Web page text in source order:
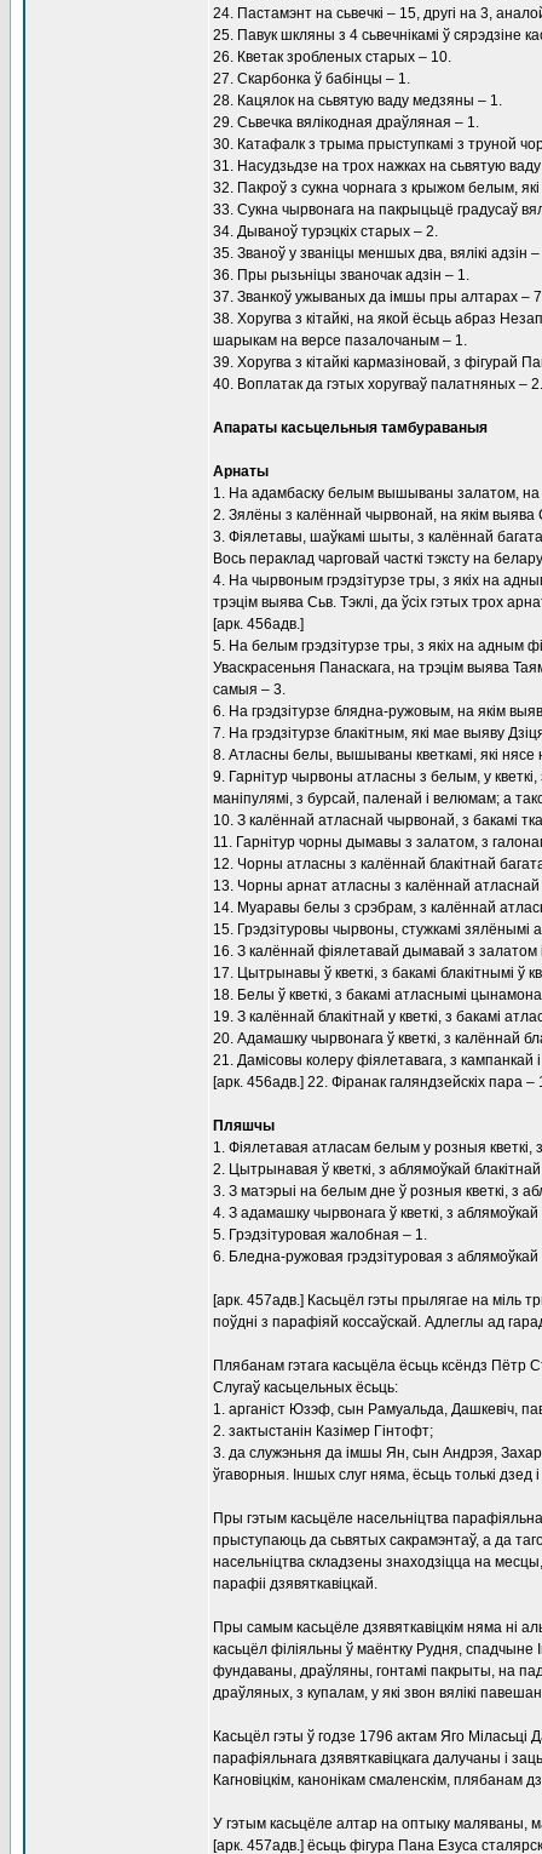
24. Пастамэнт на сьвечкі – 15, другі на 3,
25. Павук шкляны з 4 сьвечнікамі ў сярэдзіне
26. Кветак зробленых старых – 10.
27. Скарбонка ў бабінцы – 1.
28. Кацялок на сьвятую ваду медзяны – 1.
29. Сьвечка вялікодная драўляная – 1.
30. Катафалк з трыма прыступкамі з труной
31. Насудзьдзе на трох нажках на сьвятую
32. Пакроў з сукна чорнага з крыжом белым,
33. Сукна чырвонага на пакрыцьцё градусаў
34. Дываноў турэцкіх старых – 2.
35. Званоў у званіцы меншых два, вялікі адзін
36. Пры рызьніцы званочак адзін – 1.
37. Званкоў ужываных да імшы пры алтарах –
38. Хоругва з кітайкі, на якой ёсьць абраз
шарыкам на версе пазалочаным – 1.
39. Хоругва з кітайкі кармазіновай, з
40. Воплатак да гэтых хоругваў палатняных – 2.
Апараты касьцельныя тамбураваныя
Арнаты
1. На адамбаску белым вышываны залатом, на
2. Зялёны з калённай чырвонай, на якім выява
3. Фіялетавы, шаўкамі шыты, з калённай
Вось пераклад чарговай часткі тэксту на
4. На чырвоным грэдзітурзе тры, з якіх на
трэцім выява Сьв. Тэклі, да ўсіх гэтых трох
[арк. 456адв.]
5. На белым грэдзітурзе тры, з якіх на адным
Уваскрасеньня Панаскага, на трэцім выява
самыя – 3.
6. На грэдзітурзе блядна-ружовым, на якім
7. На грэдзітурзе блакітным, які мае выяву
8. Атласны белы, вышываны кветкамі, які нясе
9. Гарнітур чырвоны атласны з белым, у
маніпулямі, з бурсай, паленай і велюмам; а
10. З калённай атласнай чырвонай, з бакамі
11. Гарнітур чорны дымавы з залатом, з
12. Чорны атласны з калённай блакітнай
13. Чорны арнат атласны з калённай атласнай
14. Муаравы белы з срэбрам, з калённай
15. Грэдзітуровы чырвоны, стужкамі зялёнымі
16. З калённай фіялетавай дымавай з залатом і
17. Цытрынавы ў кветкі, з бакамі блакітнымі ў
18. Белы ў кветкі, з бакамі атласнымі
19. З калённай блакітнай у кветкі, з бакамі
20. Адамашку чырвонага ў кветкі, з калённай
21. Дамісовы колеру фіялетавага, з кампанкай і
[арк. 456адв.] 22. Фіранак галяндзейскіх пара
Пляшчы
1. Фіялетавая атласам белым у розныя кветкі,
2. Цытрынавая ў кветкі, з аблямоўкай
3. З матэрыі на белым дне ў розныя кветкі, з
4. З адамашку чырвонага ў кветкі, з аблямоўкай
5. Грэдзітуровая жалобная – 1.
6. Бледна-ружовая грэдзітуровая з
[арк. 457адв.] Касьцёл гэты прылягае на міль
поўдні з парафіяй коссаўскай. Адлеглы ад
Плябанам гэтага касьцёла ёсьць ксёндз Пётр
Слугаў касьцельных ёсьць:
1. арганіст Юзэф, сын Рамуальда, Дашкевіч,
2. зактыстанін Казімер Гінтофт;
3. да служэньня да імшы Ян, сын Андрэя,
ўгаворныя. Іншых слуг няма, ёсьць толькі
Пры гэтым касьцёле насельніцтва
прыступаюць да сьвятых сакрамэнтаў, а да
насельніцтва складзены знаходзіцца на
парафіі дзявяткавіцкай.
Пры самым касьцёле дзявяткавіцкім няма ні
касьцёл філіяльны ў маёнтку Рудня, спадчыне
фундаваны, драўляны, гонтамі пакрыты, на
драўляных, з купалам, у які звон вялікі
Касьцёл гэты ў годзе 1796 актам Яго Міласьці
парафіяльнага дзявяткавіцкага далучаны і
Кагновіцкім, канонікам смаленскім, плябанам
У гэтым касьцёле алтар на оптыку
[арк. 457адв.] ёсьць фігура Пана Езуса